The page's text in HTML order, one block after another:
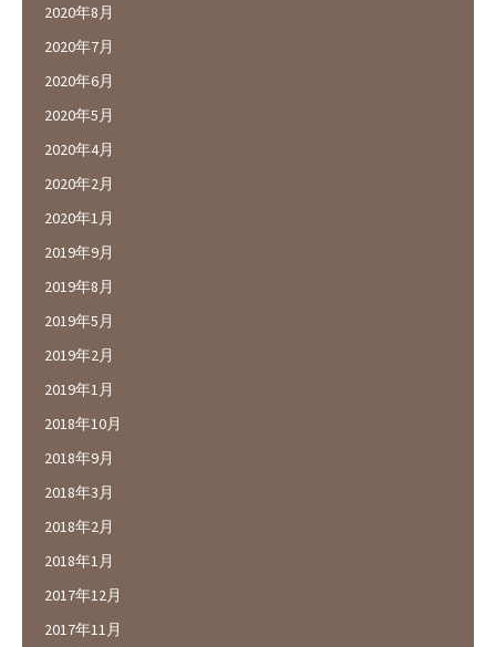
2020年8月
2020年7月
2020年6月
2020年5月
2020年4月
2020年2月
2020年1月
2019年9月
2019年8月
2019年5月
2019年2月
2019年1月
2018年10月
2018年9月
2018年3月
2018年2月
2018年1月
2017年12月
2017年11月